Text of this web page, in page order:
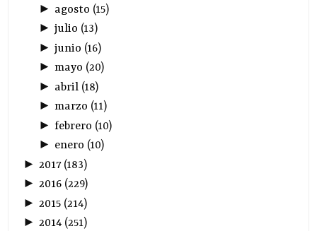
► agosto (15)
► julio (13)
► junio (16)
► mayo (20)
► abril(18)
► marzo (11)
► febrero (10)
► enero (10)
► 2017(183)
►2016 (229)
► 2015 (214)
►2014 (251)